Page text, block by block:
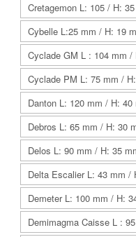
Cretagemon L: 105 / H:
Cybelle L:25 mm / H: 19
Cyclade GM L : 104 mm /
Cyclade PM L: 75 mm /
Danton L: 120 mm / H: 40
Debros L: 65 mm / H: 30
Delos L: 90 mm / H: 35
Delta Escalier L: 43 mm /
Demeter L: 100 mm / H:
Demimagma Caisse L :